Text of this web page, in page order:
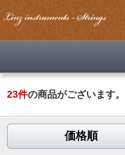
23件の商品がございます。
価格順